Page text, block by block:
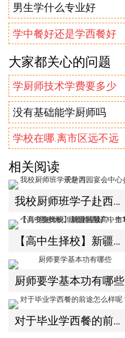
男生学什么专业好
学中餐好还是学西餐好
大家都关心的问题
学厨师技术学费要多少
没有基础能学厨师吗
学校在哪.离市区远不远
相关阅读
我校厨师班学子赴西园宴会中心参观学习
【高中生择校】新疆区域高中生15个月变身大厨！就业前景广，市场需求大，薪资待遇好！
厨师要学基本功有哪些
对于毕业学西餐的前途怎么样呢？